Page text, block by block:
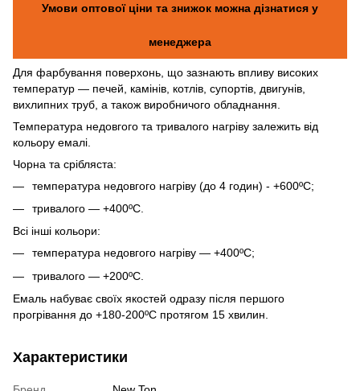
Умови оптової ціни та знижок можна дізнатися у
менеджера
Для фарбування поверхонь, що зазнають впливу високих
температур — печей, камінів, котлів, супортів, двигунів,
вихлипних труб, а також виробничого обладнання.
Температура недовгого та тривалого нагріву залежить від
кольору емалі.
Чорна та срібляста:
температура недовгого нагріву (до 4 годин) - +600ºС;
тривалого — +400ºС.
Всі інші кольори:
температура недовгого нагріву — +400ºС;
тривалого — +200ºС.
Емаль набуває своїх якостей одразу після першого
прогрівання до +180-200ºС протягом 15 хвилин.
Характеристики